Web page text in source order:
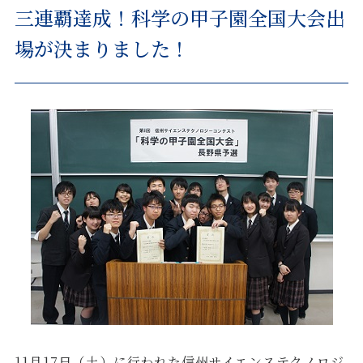
三連覇達成！科学の甲子園全国大会出
場が決まりました！